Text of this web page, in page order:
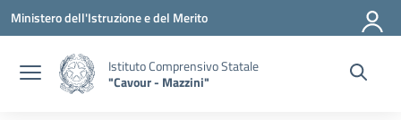
Vai ai contenuti
Vai al menu di navigazione
Vai al footer
Ministero dell'Istruzione e del Merito
Istituto Comprensivo Statale
"Cavour - Mazzini"